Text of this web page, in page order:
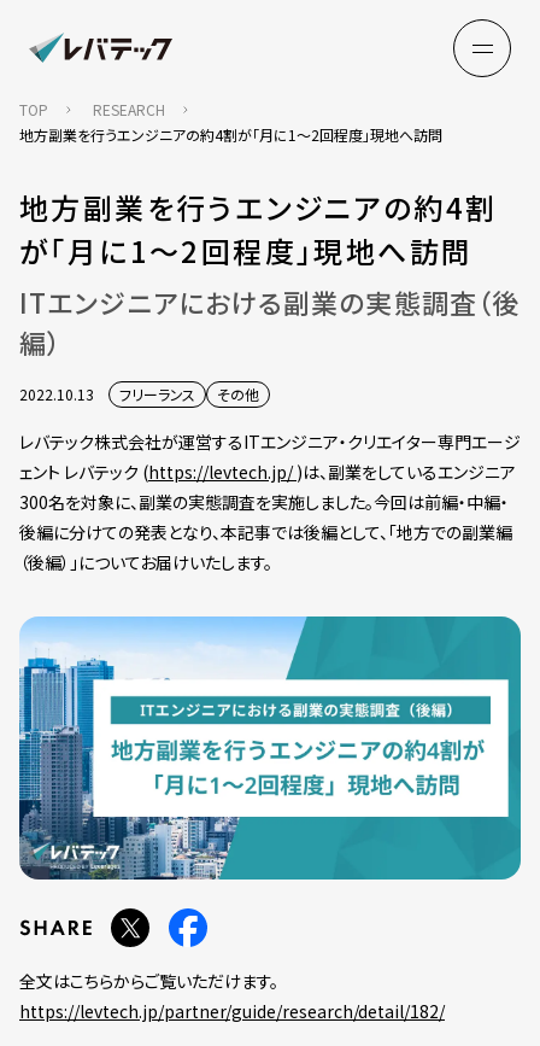
TOP
RESEARCH
地方副業を行うエンジニアの約4割が「月に1〜2回程度」現地へ訪問
地方副業を行うエンジニアの約4割
が「月に1〜2回程度」現地へ訪問
ITエンジニアにおける副業の実態調査（後
編）
2022.10.13 フリーランス その他
レバテック株式会社が運営するITエンジニア・クリエイター専門エージ
ェント レバテック (https://levtech.jp/)は、副業をしているエンジニア
300名を対象に、副業の実態調査を実施しました。今回は前編・中編・
後編に分けての発表となり、本記事では後編として、「地方での副業編
（後編）」についてお届けいたします。
全文はこちらからご覧いただけます。
https://levtech.jp/partner/guide/research/detail/182/